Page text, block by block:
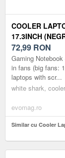
COOLER
17.3INCH
72,99 RON
Gaming
in fans (big fans:
laptops with scr...
white shark,
evomag.ro
Similar cu Cooler